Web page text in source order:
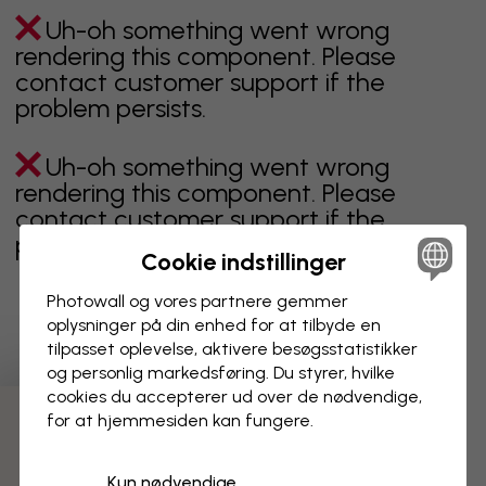
Uh-oh something went wrong
rendering this component. Please
contact customer support if the
problem persists.
Uh-oh something went wrong
rendering this component. Please
contact customer support if the
problem persists.
Viser side 1 af 1 sider
Opdag flere kategorier
Cookie indstillinger
Photowall og vores partnere gemmer
oplysninger på din enhed for at tilbyde en
tilpasset oplevelse, aktivere besøgs­statistikker
og personlig markedsføring. Du styrer, hvilke
cookies du accepterer ud over de nødvendige,
for at hjemmesiden kan fungere.